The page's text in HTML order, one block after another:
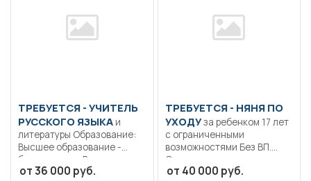
ТРЕБУЕТСЯ - УЧИТЕЛЬ
РУССКОГО ЯЗЫКА и
литературы Образование:
Высшее образование -
бакалавриат.. Ведение
педагогической
от 36 000 руб.
ТРЕБУЕТСЯ - НЯНЯ ПО
УХОДУза ребенком 17 лет
с ограниченными
возможностями Без ВП.
Ответственная,...
от 40 000 руб.